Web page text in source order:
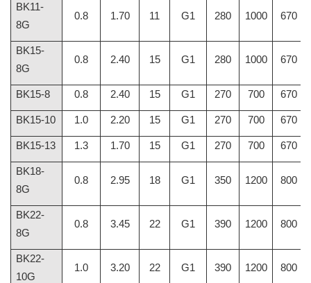
BK11-
8G
0.8 1.70 11 G1 280 1000 670
BK15-
8G
0.8 2.40 15 G1 280 1000 670
BK15-8 0.8 2.40 15 G1 270 700 670
BK15-10 1.0 2.20 15 G1 270 700 670
BK15-13 1.3 1.70 15 G1 270 700 670
BK18-
8G
0.8 2.95 18 G1 350 1200 800
BK22-
8G
0.8 3.45 22 G1 390 1200 800
BK22-
10G
1.0 3.20 22 G1 390 1200 800